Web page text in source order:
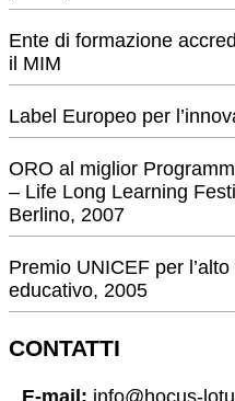
Ente di formazione
il MIM
Label Europeo per
ORO al miglior
– Life Long Learning
Berlino, 2007
Premio UNICEF per
educativo, 2005
CONTATTI
E-mail: info@hocus-